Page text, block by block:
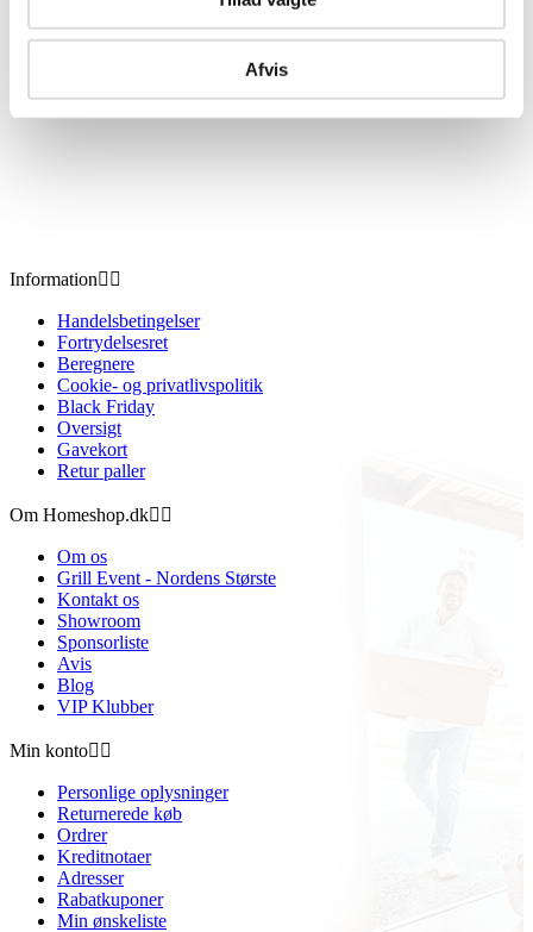
Afvis
Information 
Handelsbetingelser
Fortrydelsesret
Beregnere
Cookie- og privatlivspolitik
Black Friday
Oversigt
Gavekort
Retur paller
Om Homeshop.dk 
Om os
Grill Event - Nordens Største
Kontakt os
Showroom
Sponsorliste
Avis
Blog
VIP Klubber
Min konto 
Personlige oplysninger
Returnerede køb
Ordrer
Kreditnotaer
Adresser
Rabatkuponer
Min ønskeliste